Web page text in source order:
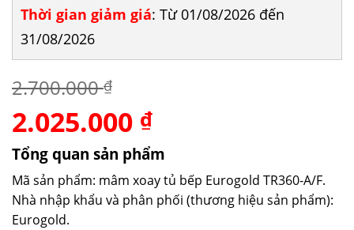
Thời gian giảm giá: Từ 01/08/2026 đến
31/08/2026
2.700.000₫
Giá
gốc
là:
2.700.000 ₫.
2.025.000 ₫Giá
tại
là:
2.025.000 ₫.
Tổng quan sản phẩm
Mã sản phẩm: mâm xoay tủ bếp Eurogold TR360-A/F.
Nhà nhập khẩu và phân phối (thương hiệu sản phẩm):
Eurogold.